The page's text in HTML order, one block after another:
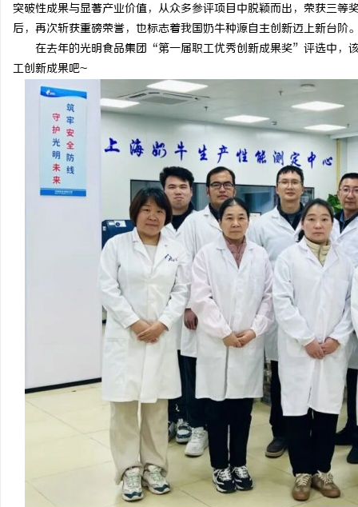
突破性成果与显著产业价值，从众多参评项目中脱颖而出，荣获三
后，再次斩获重磅荣誉，也标志着我国奶牛种源自主创新迈上新台阶
在去年的光明食品集团“第一届职工优秀创新成果奖”评选中，
工创新成果吧~
锡条，焊锡球，焊锡丝
6337锡条，巨一，焊锡